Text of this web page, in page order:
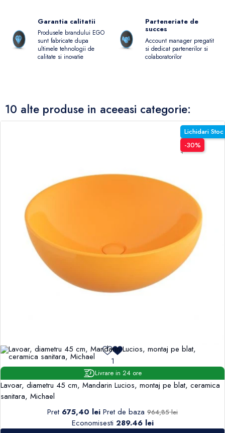
Garantia calitatii
Produsele brandului EGO
sunt fabricate dupa
ultimele tehnologii de
calitate si inovatie
Parteneriate de
succes
Account manager pregatit
si dedicat partenerilor si
colaboratorilor
10 alte produse in aceeasi categorie:
1
Lichidari Stoc
-30%
Livrare in 24 ore
Lavoar, diametru 45 cm, Mandarin Lucios, montaj pe blat, ceramica
sanitara, Michael
Pret 675,40 lei Pret de baza 964,85 lei
Economisesti 289.46 lei